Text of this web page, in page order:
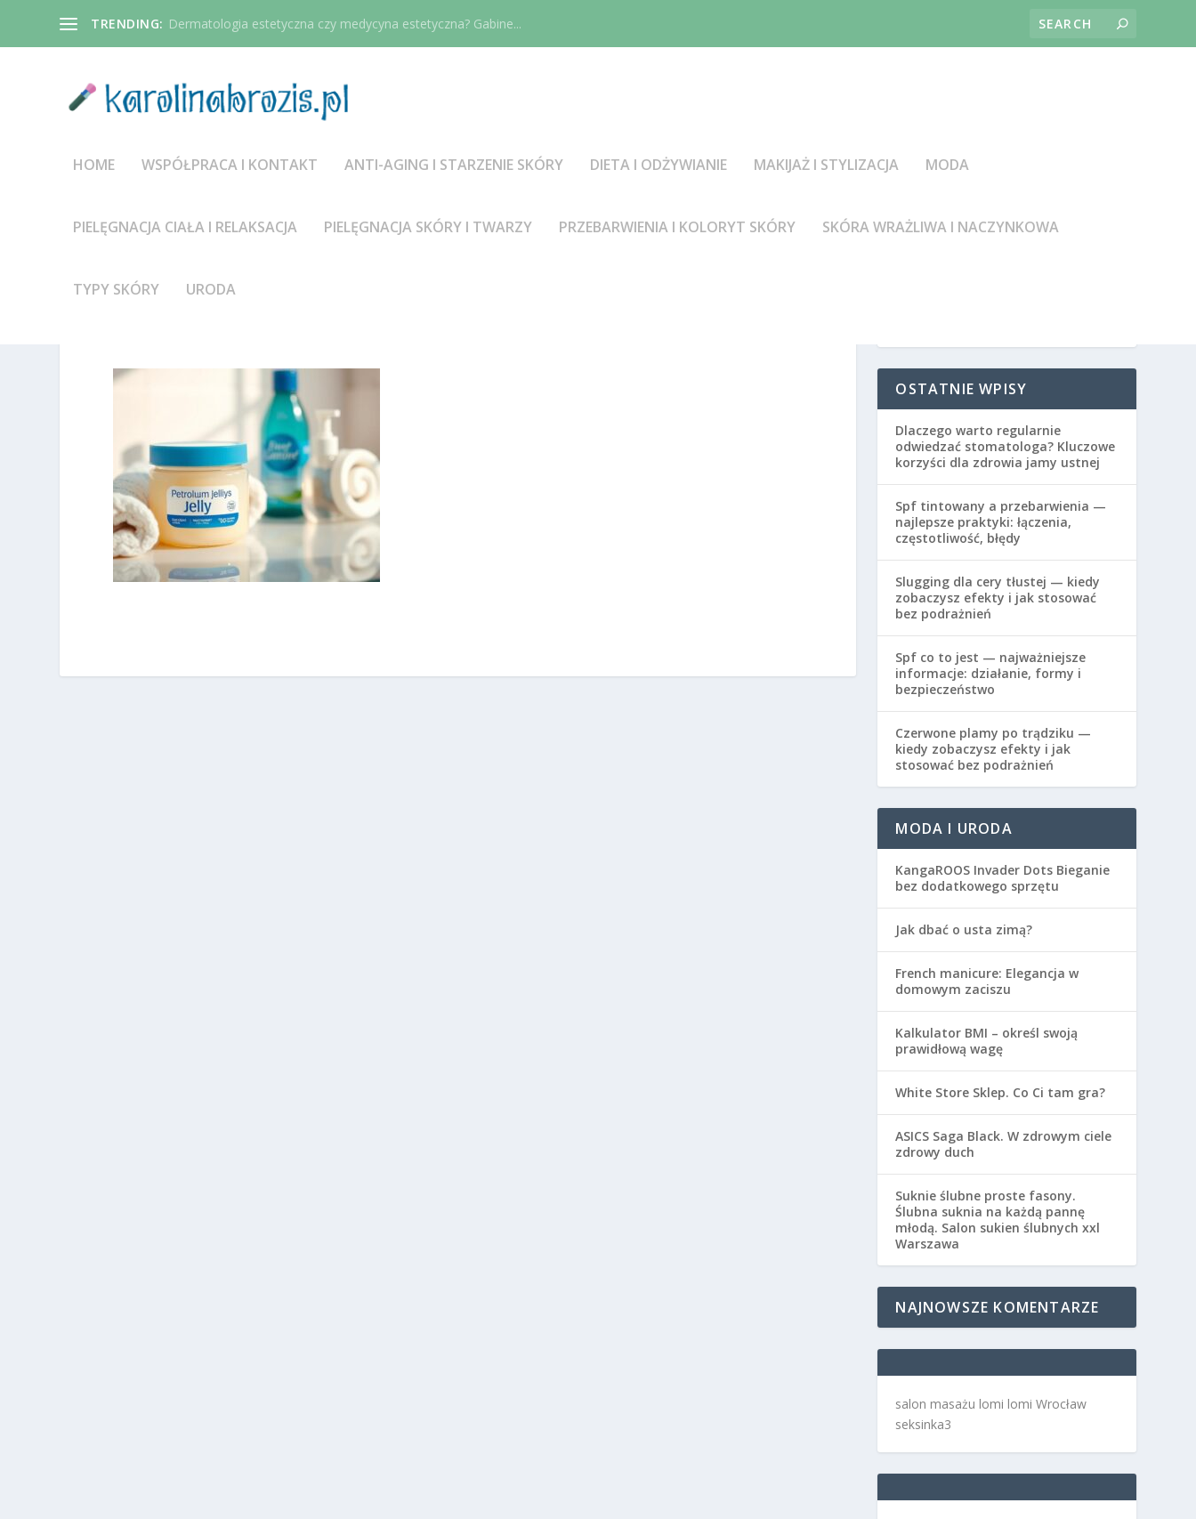
TRENDING: Dermatologia estetyczna czy medycyna estetyczna? Gabine...
HOME WSPÓŁPRACA I KONTAKT ANTI-AGING I STARZENIE SKÓRY DIETA I ODŻYWIANIE MAKIJAŻ I STYLIZACJA MODA
PIELĘGNACJA CIAŁA I RELAKSACJA PIELĘGNACJA SKÓRY I TWARZY PRZEBARWIENIA I KOLORYT SKÓRY SKÓRA WRAŻLIWA I NACZYNKOWA
TYPY SKÓRY URODA
OSTATNIE WPISY
Dlaczego warto regularnie
odwiedzać stomatologa? Kluczowe
korzyści dla zdrowia jamy ustnej
Spf tintowany a przebarwienia —
najlepsze praktyki: łączenia,
częstotliwość, błędy
Slugging dla cery tłustej — kiedy
zobaczysz efekty i jak stosować
bez podrażnień
Spf co to jest — najważniejsze
informacje: działanie, formy i
bezpieczeństwo
Czerwone plamy po trądziku —
kiedy zobaczysz efekty i jak
stosować bez podrażnień
MODA I URODA
KangaROOS Invader Dots Bieganie
bez dodatkowego sprzętu
Jak dbać o usta zimą?
French manicure: Elegancja w
domowym zaciszu
Kalkulator BMI – określ swoją
prawidłową wagę
White Store Sklep. Co Ci tam gra?
ASICS Saga Black. W zdrowym ciele
zdrowy duch
Suknie ślubne proste fasony.
Ślubna suknia na każdą pannę
młodą. Salon sukien ślubnych xxl
Warszawa
NAJNOWSZE KOMENTARZE
salon masażu lomi lomi Wrocław
seksinka3